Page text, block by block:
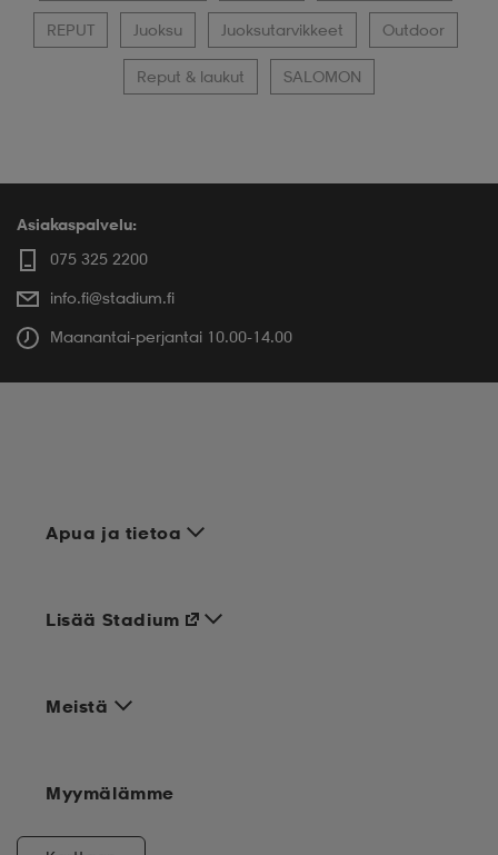
REPUT Juoksu Juoksutarvikkeet Outdoor
Reput & laukut SALOMON
Asiakaspalvelu:
075 325 2200
info.fi@stadium.fi
Maanantai-perjantai 10.00-14.00
Apua ja tietoa
Meistä
Lisää Stadium
Myymälämme